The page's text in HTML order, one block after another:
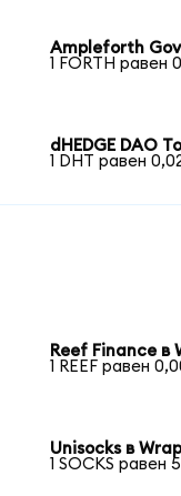
Ampleforth
1 FORTH равен
dHEDGE DAO
1 DHT равен
Reef Finance в
1 REEF равен
Unisocks в
1 SOCKS равен